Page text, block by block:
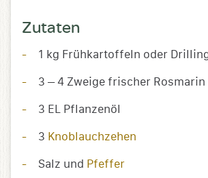
Zutaten
1 kg Frühkartoffeln oder
3 – 4 Zweige frischer Rosmarin
3 EL Pflanzenöl
3 Knoblauchzehen
Salz und Pfeffer